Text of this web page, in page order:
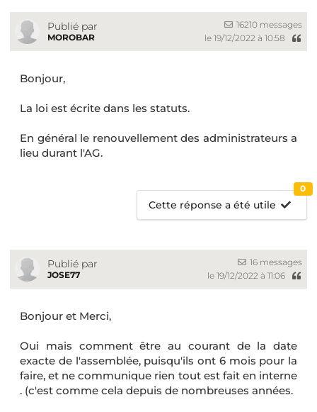
Publié par
MOROBAR
16210 messages
le 19/12/2022 à 10:58
Bonjour,
La loi est écrite dans les statuts.
En général le renouvellement des administrateurs a
lieu durant l'AG.
Cette réponse a été utile
0
Publié par
JOSE77
16 messages
le 19/12/2022 à 11:06
Bonjour et Merci,
Oui mais comment être au courant de la date
exacte de l'assemblée, puisqu'ils ont 6 mois pour la
faire, et ne communique rien tout est fait en interne
. (c'est comme cela depuis de nombreuses années.